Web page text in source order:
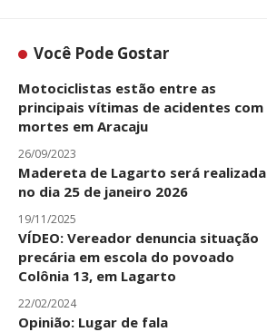
Você Pode Gostar
Motociclistas estão entre as
principais vítimas de acidentes com
mortes em Aracaju
26/09/2023
Madereta de Lagarto será realizada
no dia 25 de janeiro 2026
19/11/2025
VÍDEO: Vereador denuncia situação
precária em escola do povoado
Colônia 13, em Lagarto
22/02/2024
Opinião: Lugar de fala